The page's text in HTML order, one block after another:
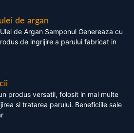
de argan
de Argan Samponul Genereaza cu
de ingrijire a parului fabricat in
produs versatil, folosit in mai multe
si tratarea parului. Beneficiile sale